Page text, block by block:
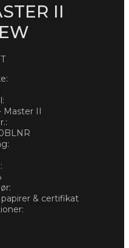
II
Master II
papirer & certifikat